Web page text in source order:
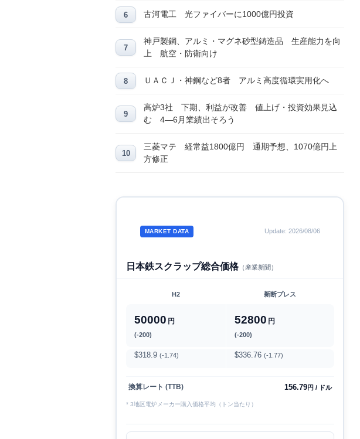
古河電工 光ファイバーに1000億円投資
神戸製鋼、アルミ・マグネ砂型鋳造品 生産能力を向
上 航空・防衛向け
ＵＡＣＪ・神鋼など8者 アルミ高度循環実用化へ
高炉3社 下期、利益が改善 値上げ・投資効果見込
む 4―6月業績出そろう
三菱マテ 経常益1800億円 通期予想、1070億円上
方修正
MARKET DATA Update: 2026/08/06
日本鉄スクラップ総合価格（産業新聞）
H2 新断プレス
50000 円
(-200)
52800 円
(-200)
$318.9 (-1.74) $336.76 (-1.77)
換算レート (TTB) 156.79円 / ドル
* 3地区電炉メーカー購入価格平均（トン当たり）